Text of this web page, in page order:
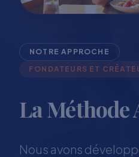
NOTRE APPROCHE
FONDATEURS ET
La
Nous avons